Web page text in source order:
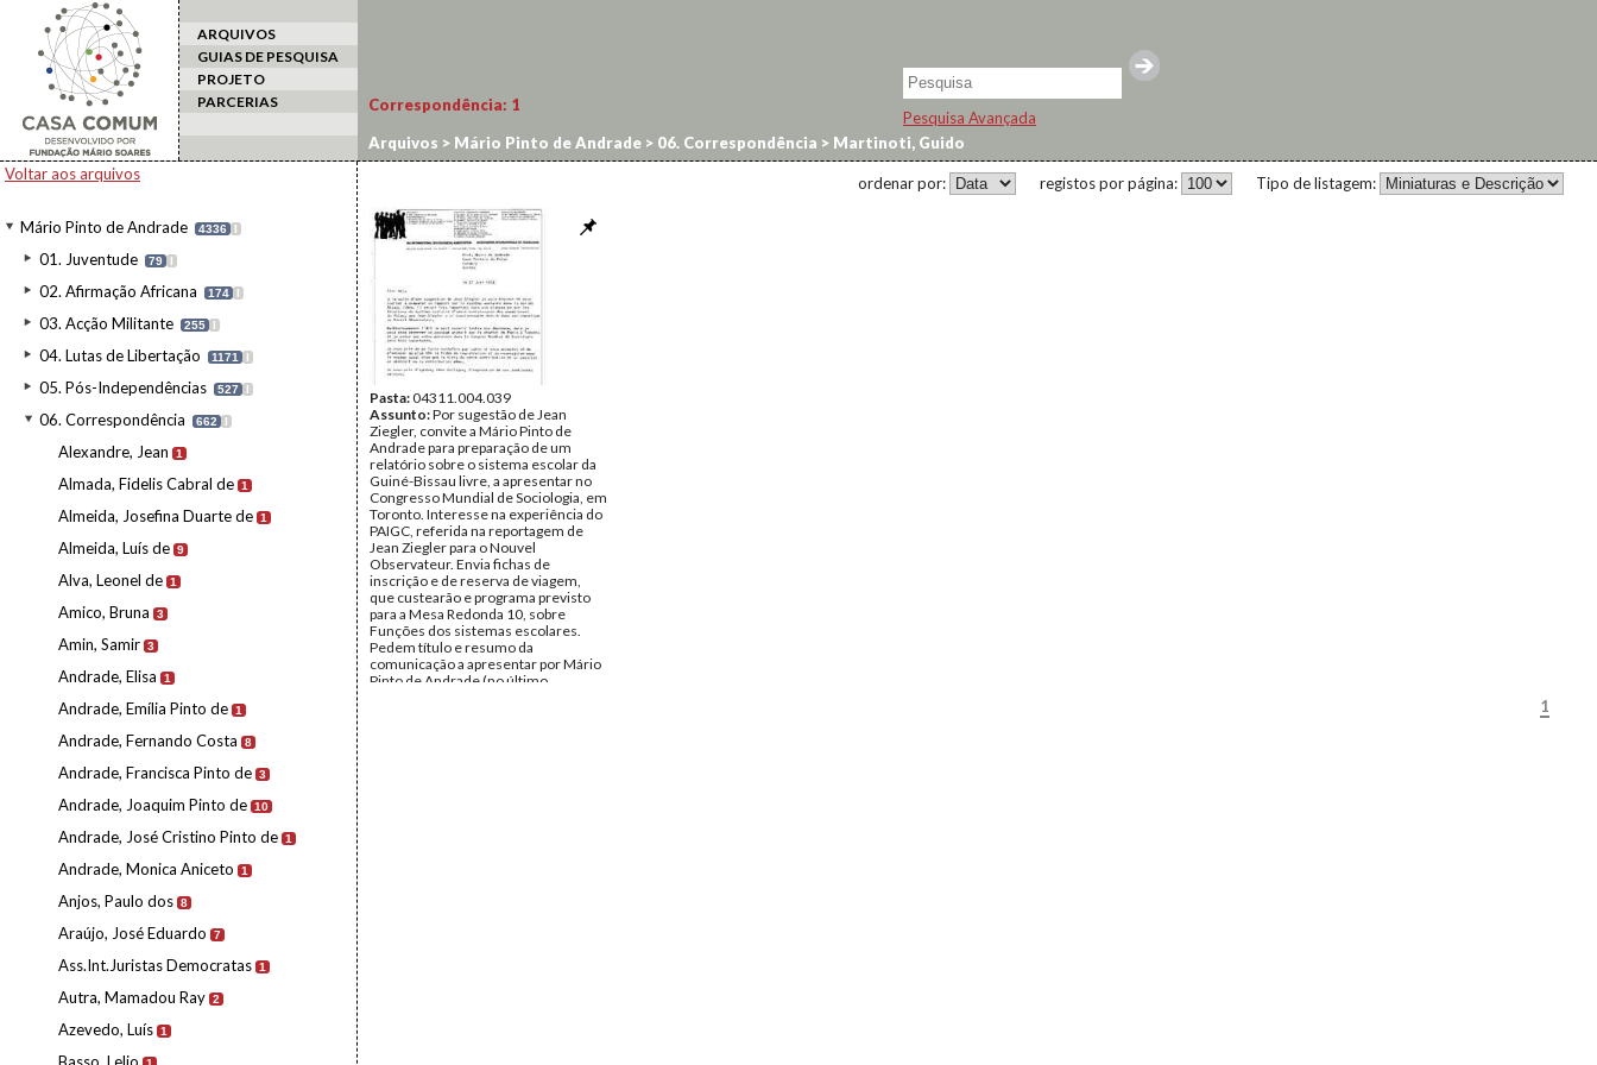
ARQUIVOS
GUIAS DE PESQUISA
PROJETO
PARCERIAS
Pesquisa Avançada
Voltar aos arquivos
Mário Pinto de Andrade 4336 I
01. Juventude 79 I
02. Afirmação Africana 174 I
03. Acção Militante 255 I
04. Lutas de Libertação 1171 I
05. Pós-Independências 527 I
06. Correspondência 662 I
Alexandre, Jean 1
Almada, Fidelis Cabral de 1
Almeida, Josefina Duarte de 1
Almeida, Luís de 9
Alva, Leonel de 1
Amico, Bruna 3
Amin, Samir 3
Andrade, Elisa 1
Andrade, Emília Pinto de 1
Andrade, Fernando Costa 8
Andrade, Francisca Pinto de 3
Andrade, Joaquim Pinto de 10
Andrade, José Cristino Pinto de 1
Andrade, Monica Aniceto 1
Anjos, Paulo dos 8
Araújo, José Eduardo 7
Ass.Int.Juristas Democratas 1
Autra, Mamadou Ray 2
Azevedo, Luís 1
Correspondência: 1
Arquivos > Mário Pinto de Andrade > 06. Correspondência > Martinoti, Guido
Tipo de listagem:
registos por página:
ordenar por:
Pasta:04311.004.039
Assunto:Por sugestão de Jean
Ziegler, convite a Mário Pinto de
Andrade para preparação de um
relatório sobre o sistema escolar da
Guiné-Bissau livre, a apresentar no
Congresso Mundial de Sociologia, em
Toronto. Interesse na experiência do
PAIGC, referida na reportagem de
Jean Ziegler para o Nouvel
Observateur. Envia fichas de
inscrição e de reserva de viagem,
que custearão e programa previsto
para a Mesa Redonda 10, sobre
Funções dos sistemas escolares.
Pedem título e resumo da
comunicação a apresentar por Mário
Pinto de Andrade (no último
1